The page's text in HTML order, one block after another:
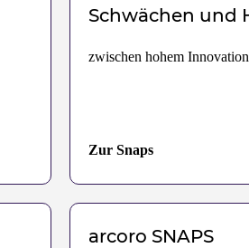
Schwächen und
zwischen hohem
Zur Snaps
arcoro SNAPS